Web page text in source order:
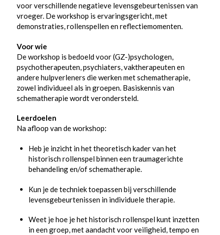
voor verschillende negatieve levensgebeurtenissen van
vroeger. De workshop is ervaringsgericht, met
demonstraties, rollenspellen en reflectiemomenten.
Voor wie
De workshop is bedoeld voor (GZ-)psychologen,
psychotherapeuten, psychiaters, vaktherapeuten en
andere hulpverleners die werken met schematherapie,
zowel individueel als in groepen. Basiskennis van
schematherapie wordt verondersteld.
Leerdoelen
Na afloop van de workshop:
Heb je inzicht in het theoretisch kader van het
historisch rollenspel binnen een traumagerichte
behandeling en/of schematherapie.
Kun je de techniek toepassen bij verschillende
levensgebeurtenissen in individuele therapie.
Weet je hoe je het historisch rollenspel kunt inzetten
in een groep, met aandacht voor veiligheid, tempo en